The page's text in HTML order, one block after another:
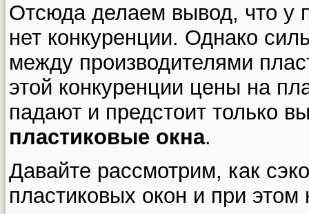
Отсюда делаем вывод, что у
нет конкуренции. Однако
между производителями
этой конкуренции цены на
падают и предстоит только
пластиковые окна.
Давайте рассмотрим, как
пластиковых окон и при этом